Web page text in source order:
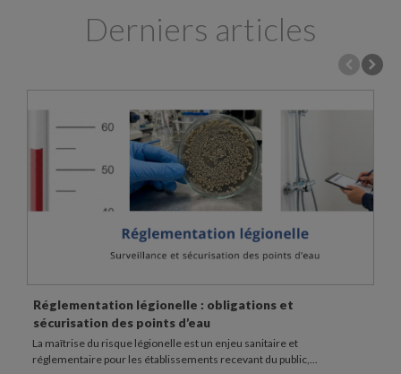
Derniers articles
Fonctionnement et usage d’une douchette anti
légionelle
Dans les établissements sensibles, la douche peut représenter un
point d’exposition au risque légionelle. La bactérie...